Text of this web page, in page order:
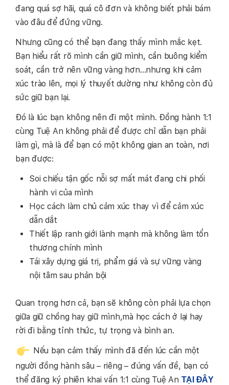
đang quá sợ hãi, quá cô đơn và không biết phải bám
vào đâu để đứng vững.
Nhưng cũng có thể bạn đang thấy mình mắc kẹt.
Bạn hiểu rất rõ mình cần giữ mình, cần buông kiểm
soát, cần trở nên vững vàng hơn…nhưng khi cảm
xúc trào lên, mọi lý thuyết dường như không còn đủ
sức giữ bạn lại.
Đó là lúc bạn không nên đi một mình. Đồng hành 1:1
cùng Tuệ An không phải để được chỉ dẫn bạn phải
làm gì, mà là để bạn có một không gian an toàn, nơi
bạn được:
Soi chiếu tận gốc nỗi sợ mất mát đang chi phối
hành vi của mình
Học cách làm chủ cảm xúc thay vì để cảm xúc
dẫn dắt
Thiết lập ranh giới lành mạnh mà không làm tổn
thương chính mình
Tái xây dựng giá trị, phẩm giá và sự vững vàng
nội tâm sau phản bội
Quan trọng hơn cả, bạn sẽ không còn phải lựa chọn
giữa giữ chồng hay giữ mình,mà học cách ở lại hay
rời đi bằng tỉnh thức, tự trọng và bình an.
Nếu bạn cảm thấy mình đã đến lúc cần một
người đồng hành sâu – riêng – đúng vấn đề, bạn có
thể đăng ký phiên khai vấn 1:1 cùng Tuệ An TẠI ĐÂY